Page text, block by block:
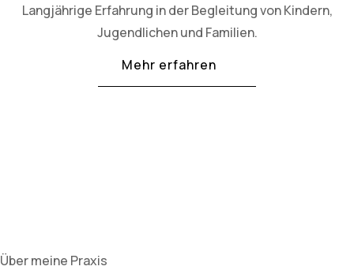
Langjährige Erfahrung in der Begleitung von Kindern,
Jugendlichen und Familien.
Mehr erfahren
Über meine Praxis